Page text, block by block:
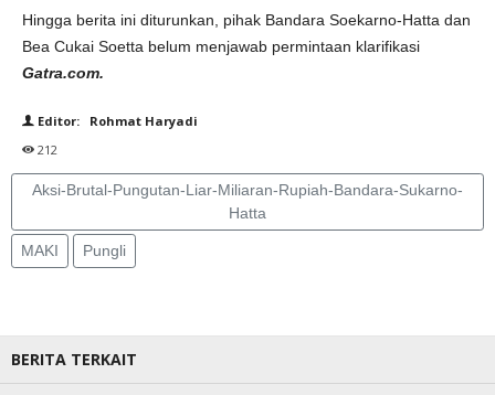
Hingga berita ini diturunkan, pihak Bandara Soekarno-Hatta dan
Bea Cukai Soetta belum menjawab permintaan klarifikasi
Gatra.com.
Editor: Rohmat Haryadi
212
Aksi-Brutal-Pungutan-Liar-Miliaran-Rupiah-Bandara-Sukarno-
Hatta
MAKI Pungli
BERITA TERKAIT